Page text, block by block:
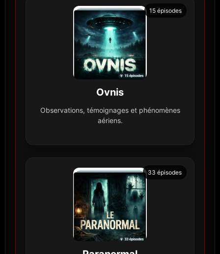
15 épisodes
Ovnis
Observations, témoignages et phénomènes
aériens.
33 épisodes